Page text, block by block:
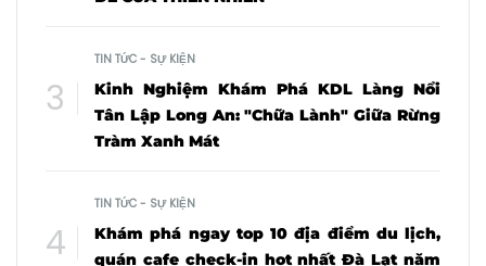
TIN TỨC - SỰ KIỆN
Kinh Nghiệm Khám Phá KDL Làng Nổi
Tân Lập Long An: "Chữa Lành" Giữa Rừng
Tràm Xanh Mát
TIN TỨC - SỰ KIỆN
Khám phá ngay top 10 địa điểm du lịch,
quán cafe check-in hot nhất Đà Lạt năm